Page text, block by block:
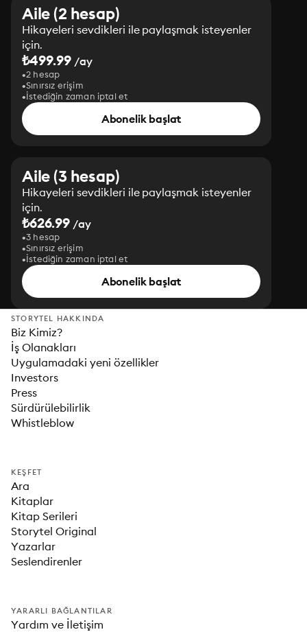
Aile (2 hesap)
Hikayeleri sevdikleri ile paylaşmak isteyenler
için.
₺499.99 /ay
2 hesap
Sınırsız erişim
İstediğin zaman iptal et
Abonelik başlat
Aile (3 hesap)
Hikayeleri sevdikleri ile paylaşmak isteyenler
için.
₺626.99 /ay
3 hesap
Sınırsız erişim
İstediğin zaman iptal et
Abonelik başlat
STORYTEL HAKKINDA
Biz Kimiz?
İş Olanakları
Uygulamadaki yeni özellikler
Investors
Press
Sürdürülebilirlik
Whistleblow
KEŞFET
Ara
Kitaplar
Kitap Serileri
Storytel Original
Yazarlar
Seslendirenler
YARARLI BAĞLANTILAR
Yardım ve İletişim